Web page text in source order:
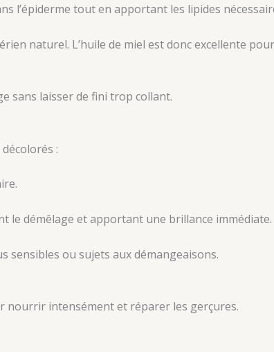
l’épiderme tout en apportant les lipides
naturel. L’huile de miel est donc excellente
sans laisser de fini trop collant.
:
le démêlage et apportant une brillance immédiate.
sensibles ou sujets aux démangeaisons.
nourrir intensément et réparer les gerçures.